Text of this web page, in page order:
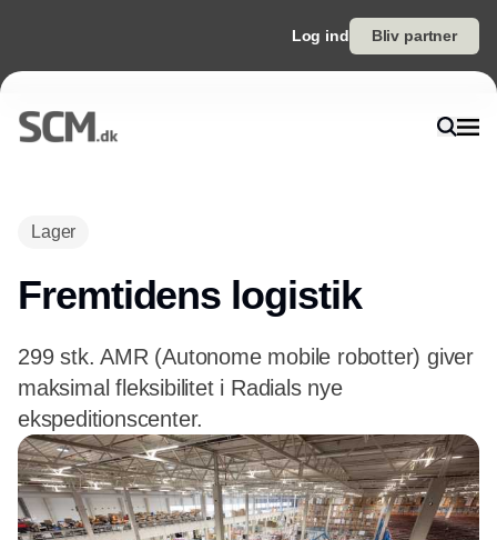
Log ind Bliv partner
Lager
Fremtidens logistik
299 stk. AMR (Autonome mobile robotter) giver
maksimal fleksibilitet i Radials nye
ekspeditionscenter.